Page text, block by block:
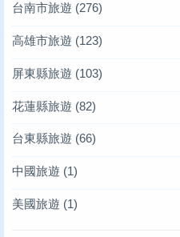
台南市旅遊 (276)
高雄市旅遊 (123)
屏東縣旅遊 (103)
花蓮縣旅遊 (82)
台東縣旅遊 (66)
中國旅遊 (1)
美國旅遊 (1)